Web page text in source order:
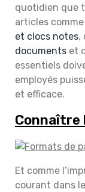
quotidien que
articles
et clocs notes,
documents et
essentiels
employés
et efficace.
Connaître
Et comme
courant dans